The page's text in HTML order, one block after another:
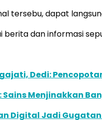
tersebu, dapat
dan informasi
Dedi:
Menjinakkan
Digital Jadi Gugatan